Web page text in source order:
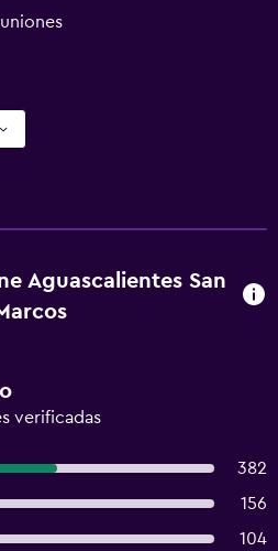
Aguascalientes San
verificadas
382
156
104